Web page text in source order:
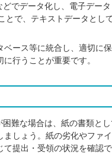
でデータ化し、電子デー
とで、テキストデータとし
ベース等に統合し、適切に
行うことが重要です。
難な場合は、紙の書類と
しょう。紙の劣化やファ
提出・受領の状況を確認